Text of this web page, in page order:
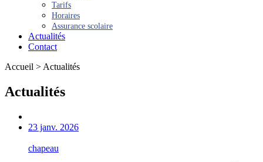
Tarifs
Horaires
Assurance scolaire
Actualités
Contact
Accueil > Actualités
Actualités
23 janv. 2026
chapeau